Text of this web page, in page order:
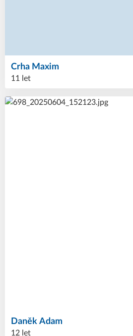
Maxim
Crha
11 let
Adam
Daněk
12 let